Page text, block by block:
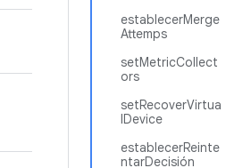
establecerMerge
Attemps
setMetricCollect
ors
setRecoverVirtua
lDevice
establecerReinte
ntarDecisión